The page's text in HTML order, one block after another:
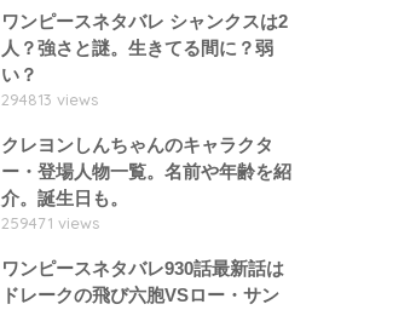
ワンピースネタバレ シャンクスは2
人？強さと謎。生きてる間に？弱
い？
294813 views
クレヨンしんちゃんのキャラクタ
ー・登場人物一覧。名前や年齢を紹
介。誕生日も。
259471 views
ワンピースネタバレ930話最新話は
ドレークの飛び六胞VSロー・サン